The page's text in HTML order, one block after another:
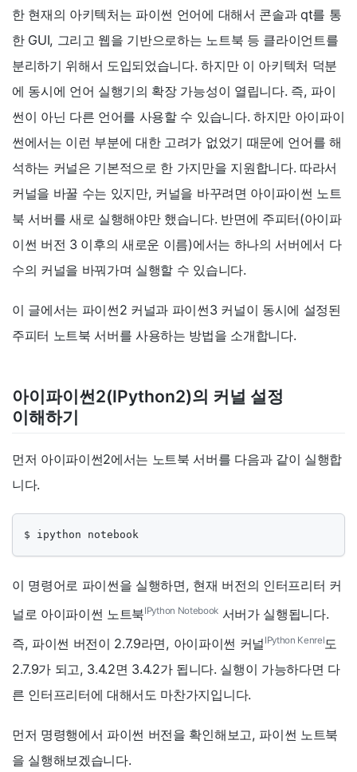
한 현재의 아키텍처는 파이썬 언어에 대해서 콘솔과 qt를 통
한 GUI, 그리고 웹을 기반으로하는 노트북 등 클라이언트를
분리하기 위해서 도입되었습니다. 하지만 이 아키텍처 덕분
에 동시에 언어 실행기의 확장 가능성이 열립니다. 즉, 파이
썬이 아닌 다른 언어를 사용할 수 있습니다. 하지만 아이파이
썬에서는 이런 부분에 대한 고려가 없었기 때문에 언어를 해
석하는 커널은 기본적으로 한 가지만을 지원합니다. 따라서
커널을 바꿀 수는 있지만, 커널을 바꾸려면 아이파이썬 노트
북 서버를 새로 실행해야만 했습니다. 반면에 주피터(아이파
이썬 버전 3 이후의 새로운 이름)에서는 하나의 서버에서 다
수의 커널을 바꿔가며 실행할 수 있습니다.
이 글에서는 파이썬2 커널과 파이썬3 커널이 동시에 설정된
주피터 노트북 서버를 사용하는 방법을 소개합니다.
아이파이썬2(IPython2)의 커널 설정
이해하기
먼저 아이파이썬2에서는 노트북 서버를 다음과 같이 실행합
니다.
$ ipython notebook
이 명령어로 파이썬을 실행하면, 현재 버전의 인터프리터 커
널로 아이파이썬 노트북IPython Notebook서버가 실행됩니다.
즉, 파이썬 버전이 2.7.9라면, 아이파이썬 커널 IPython Kenrel 도
2.7.9가 되고, 3.4.2면 3.4.2가 됩니다. 실행이 가능하다면 다
른 인터프리터에 대해서도 마찬가지입니다.
먼저 명령행에서 파이썬 버전을 확인해보고, 파이썬 노트북
을 실행해보겠습니다.